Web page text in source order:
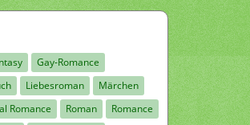
Gay-Romance
Liebesroman
Märchen
Romance Roman
Romance